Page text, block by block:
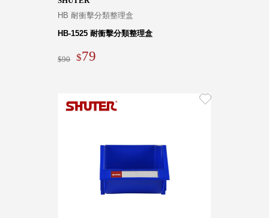
HB 耐衝擊分類整理盒
HB-1525 耐衝擊分類整理盒
90 79